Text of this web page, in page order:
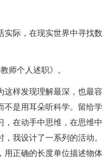
实际，在现实世界中寻找数
师个人述职》。
这样发现理解最深，也最容
不是用耳朵听科学。留给学
，在动手中思维，在思维中
我设计了一系列的活动。
用正确的长度单位描述物体